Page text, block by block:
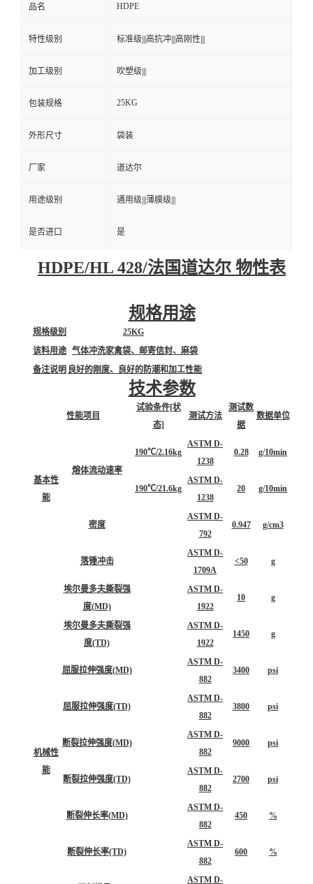
品名 HDPE
特性级别 标准级|||高抗冲|||高刚性|||
加工级别 吹塑级|||
包装规格 25KG
外形尺寸 袋装
厂家 道达尔
用途级别 通用级|||薄膜级|||
是否进口 是
HDPE/HL 428/法国道达尔 物性表
规格用途
规格级别
25KG
该料用途 气体冲洗家禽袋、邮寄信封、麻袋
备注说明 良好的刚度、良好的防潮和加工性能
技术参数
性能项目
试验条件[状
态]
测试方法
测试数
据
数据单位
基本性
能
熔体流动速率
190℃/2.16kg
ASTM D-
1238
0.28 g/10min
190℃/21.6kg
ASTM D-
1238
20 g/10min
密度
ASTM D-
792
0.947 g/cm3
机械性
能
落锤冲击
ASTM D-
1709A
<50 g
埃尔曼多夫撕裂强
度(MD)
ASTM D-
1922
10 g
埃尔曼多夫撕裂强
度(TD)
ASTM D-
1922
1450 g
屈服拉伸强度(MD)
ASTM D-
882
3400 psi
屈服拉伸强度(TD)
ASTM D-
882
3800 psi
断裂拉伸强度(MD)
ASTM D-
882
9000 psi
断裂拉伸强度(TD)
ASTM D-
882
2700 psi
断裂伸长率(MD)
ASTM D-
882
450 %
断裂伸长率(TD)
ASTM D-
882
600 %
ASTM D-